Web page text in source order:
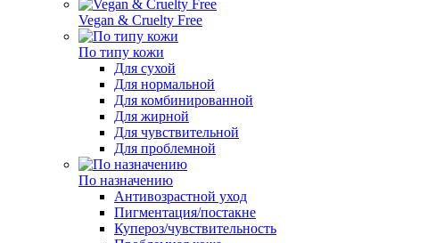
Vegan & Cruelty Free
По типу кожи
Для сухой
Для нормальной
Для комбинированной
Для жирной
Для чувствительной
Для проблемной
По назначению
Антивозрастной уход
Пигментация/постакне
Купероз/чувствительность